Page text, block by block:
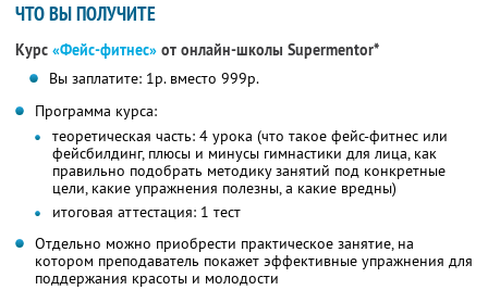
ЧТО ВЫ ПОЛУЧИТЕ
Курс «Фейс-фитнес» от онлайн-школы Supermentor*
Вы заплатите: 1р. вместо 999р.
Программа курса:
теоретическая часть: 4 урока (что такое фейс-фитнес или
фейсбилдинг, плюсы и минусы гимнастики для лица, как
правильно подобрать методику занятий под конкретные
цели, какие упражнения полезны, а какие вредны)
итоговая аттестация: 1 тест
Отдельно можно приобрести практическое занятие, на
котором преподаватель покажет эффективные упражнения для
поддержания красоты и молодости